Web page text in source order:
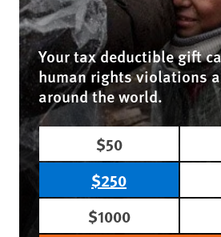
Your tax deductible gift
human rights violations
around the world.
$50
$250
$1000